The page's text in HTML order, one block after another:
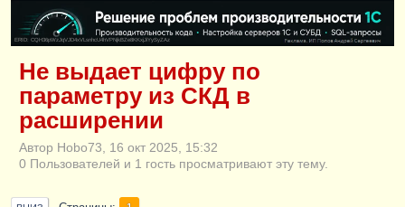
ERID: CQH36pWzJqVJD4xVLsnhcU4hVPNjkBZe8KKxjJiYySyZAz
Не выдает цифру по
параметру из СКД в
расширении
Автор Hobo73, 16 окт 2025, 15:32
0 Пользователей и 1 гость просматривают эту тему.